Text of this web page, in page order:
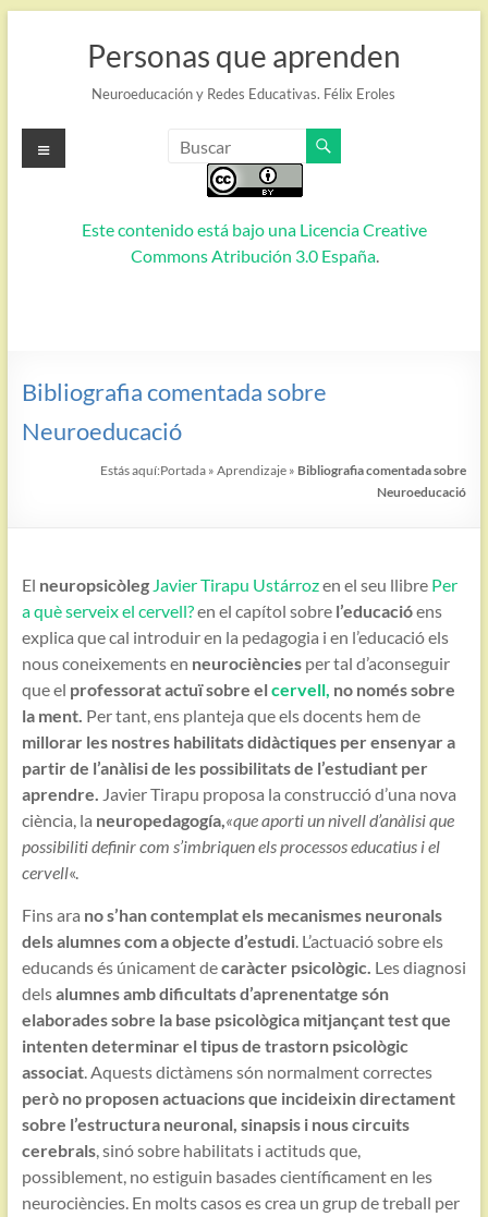
Personas que aprenden
Neuroeducación y Redes Educativas. Félix Eroles
Este contenido está bajo una Licencia Creative
Commons Atribución 3.0 España.
Menú
Bibliografia comentada sobre
Neuroeducació
Estás aquí:Portada »Aprendizaje » Bibliografia comentada sobre
Neuroeducació
El neuropsicòlegJavier Tirapu Ustárrozen el seu llibrePer
a què serveix el cervell?en el capítol sobre l’educacióens
explica que cal introduir en la pedagogia i en l’educació els
nous coneixements en neurociènciesper tal d’aconseguir
que el professorat actuï sobre elcervell, no només sobre
la ment. Per tant, ens planteja que els docents hem de
millorar les nostres habilitats didàctiques per ensenyar a
partir de l’anàlisi de les possibilitats de l’estudiant per
aprendre. Javier Tirapu proposa la construcció d’una nova
ciència, la neuropedagogía,«que aporti un nivell d’anàlisi que
possibiliti definir com s’imbriquen els processos educatius i el
cervell«.
Fins ara no s’han contemplat els mecanismes neuronals
dels alumnes com a objecte d’estudi. L’actuació sobre els
educands és únicament decaràcter psicològic. Les diagnosi
delsalumnes amb dificultats d’aprenentatge són
elaborades sobre la base psicològica mitjançant test que
intenten determinar el tipus de trastorn psicològic
associat. Aquests dictàmens són normalment correctes
però no proposen actuacions que incideixin directament
sobre l’estructura neuronal, sinapsis i nous circuits
cerebrals, sinó sobre habilitats i actituds que,
possiblement, no estiguin basades científicament en les
neurociències. En molts casos es crea un grup de treball per